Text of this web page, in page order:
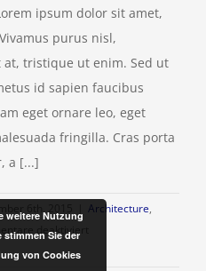
ipsum dolor sit amet,
purus nisl,
tristique ut enim. Sed ut
id sapien faucibus
eget ornare leo, eget
fringilla. Cras porta
a [...]
Architecture,
deaktiviert
weitere Nutzung
stimmen Sie der
von Cookies